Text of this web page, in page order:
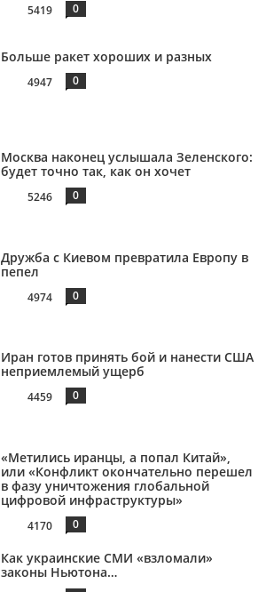
5419 0
Больше ракет хороших и разных
4947 0
Москва наконец услышала Зеленского:
будет точно так, как он хочет
5246 0
Дружба с Киевом превратила Европу в
пепел
4974 0
Иран готов принять бой и нанести США
неприемлемый ущерб
4459 0
«Метились иранцы, а попал Китай»,
или «Конфликт окончательно перешел
в фазу уничтожения глобальной
цифровой инфраструктуры»
4170 0
Как украинские СМИ «взломали»
законы Ньютона…